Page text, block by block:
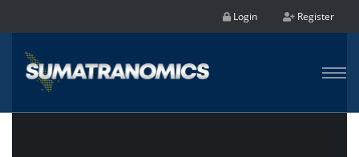
Login Register